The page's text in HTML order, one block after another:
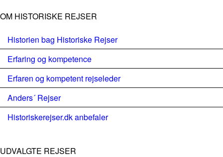
OM HISTORISKE REJSER
Historien bag Historiske Rejser
Erfaring og kompetence
Erfaren og kompetent rejseleder
Anders´ Rejser
Historiskerejser.dk anbefaler
UDVALGTE REJSER